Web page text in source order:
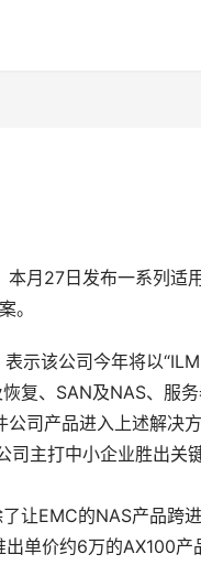
本月27日发布一系列适
。
示该公司今年将以“ILM
复、SAN及NAS、服
公司产品进入上述解决方
主打中小企业胜出关
让EMC的NAS产品跨进
单价约6万的AX100产